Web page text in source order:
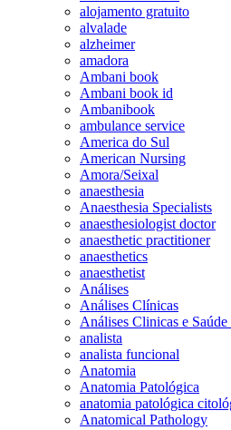
alojamento gratuito
alvalade
alzheimer
amadora
Ambani book
Ambani book id
Ambanibook
ambulance service
America do Sul
American Nursing
Amora/Seixal
anaesthesia
Anaesthesia Specialists
anaesthesiologist doctor
anaesthetic practitioner
anaesthetics
anaesthetist
Análises
Análises Clínicas
Análises Clinicas e Saúde
analista
analista funcional
Anatomia
Anatomia Patológica
anatomia patológica
Anatomical Pathology